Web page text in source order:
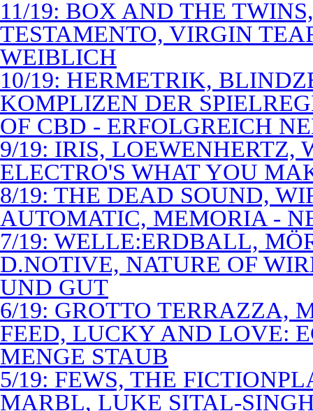
11/19: BOX AND THE
TESTAMENTO, VIRGIN
WEIBLICH
10/19: HERMETRIK,
KOMPLIZEN DER
OF CBD - ERFOLGREICH
9/19: IRIS, LOEWENHERTZ,
ELECTRO'S WHAT YOU
8/19: THE DEAD SOUND,
AUTOMATIC, MEMORIA -
7/19: WELLE:ERDBALL,
D.NOTIVE, NATURE OF
UND GUT
6/19: GROTTO TERRAZZA,
FEED, LUCKY AND LOVE:
MENGE STAUB
5/19: FEWS, THE
MARBL, LUKE SITAL-